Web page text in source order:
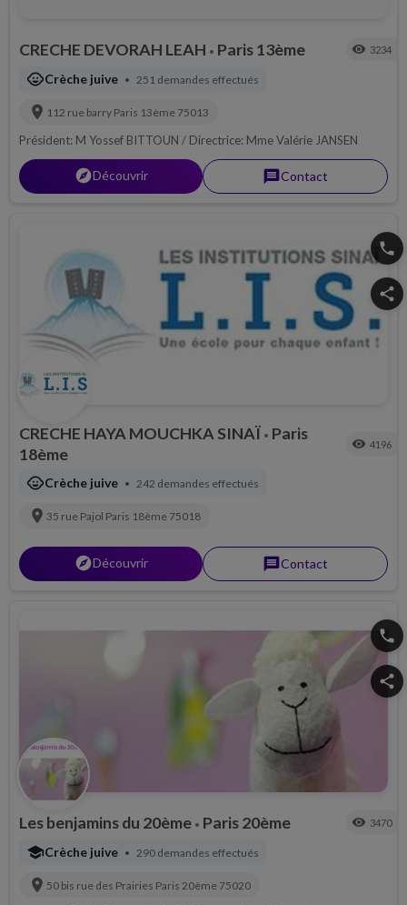
CRECHE DEVORAH LEAH • Paris 13ème visibility 3234
child_careCrèche juive • 251 demandes effectués
location_on 112 rue barry Paris 13ème 75013
Président: M Yossef BITTOUN / Directrice: Mme Valérie JANSEN
explorerDécouvrir messageContact
phone
share
CRECHE HAYA MOUCHKA SINAÏ • Paris
18ème
visibility 4196
child_careCrèche juive • 242 demandes effectués
location_on 35 rue Pajol Paris 18ème 75018
explorerDécouvrir messageContact
phone
share
Les benjamins du 20ème • Paris 20ème visibility 3470
schoolCrèche juive • 290 demandes effectués
location_on 50 bis rue des Prairies Paris 20ème 75020